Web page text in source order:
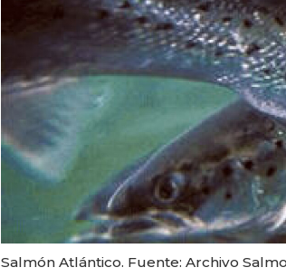
Salmón Atlántico. Fuente: Archivo